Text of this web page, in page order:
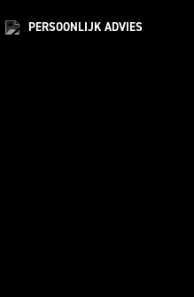
PERSOONLIJKADVIES